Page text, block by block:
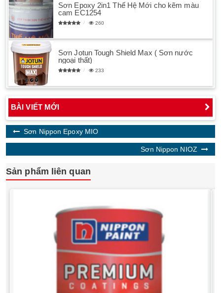
Sơn Epoxy 2in1 Thế Hệ Mới cho kẽm màu
cam EC1254
260
Sơn Jotun Tough Shield Max ( Sơn nước
ngoại thất)
233
BÀI VIẾT MỚI
Sơn Nippon Epoxy MIO
Sơn Nippon NIOZ
Sản phẩm liên quan